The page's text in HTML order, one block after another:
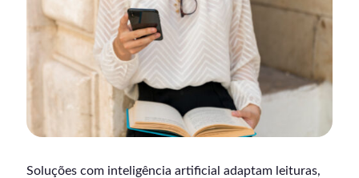
Soluções com inteligência artificial adaptam leituras,